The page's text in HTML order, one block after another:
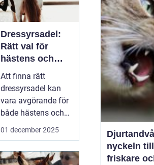
Dressyrsadel:
Rätt val för
hästens och
ryttarens
perfekta balans
Att finna rätt
dressyrsadel kan
vara avgörande för
både hästens och
ryttar...
01 december 2025
gången en
händer: Vem
kontaktas?
verkligen
man hjälpa
vägen in till
Väx...
nyckeln
friskare